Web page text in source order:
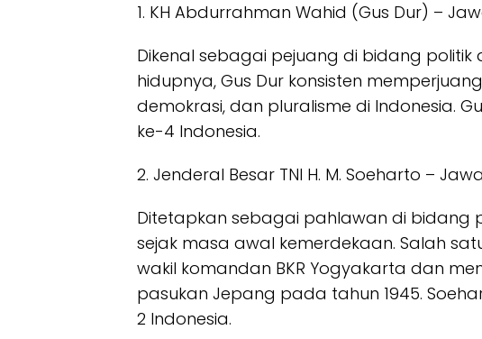
1. KH Abdurrahman Wahid (Gus Dur) –
Dikenal sebagai pejuang di bidang politik
hidupnya, Gus Dur konsisten
demokrasi, dan pluralisme di Indonesia.
ke-4 Indonesia.
2. Jenderal Besar TNI H. M. Soeharto –
Ditetapkan sebagai pahlawan di bidang
sejak masa awal kemerdekaan. Salah
wakil komandan BKR Yogyakarta dan
pasukan Jepang pada tahun 1945.
2 Indonesia.